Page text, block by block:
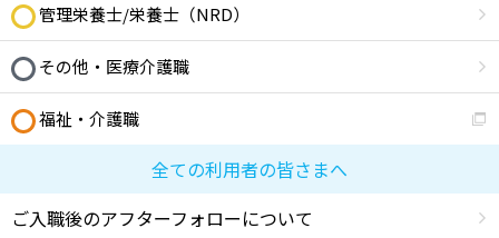
管理栄養士/栄養士（NRD）
その他・医療介護職
福祉・介護職
全ての利用者の皆さまへ
ご入職後のアフターフォローについて